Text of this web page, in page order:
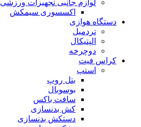
لوازم جانبی تجهیزات ورزشی
اکسسوری سیمکش
دستگاه هوازی
تردمیل
الپتیکال
دوچرخه
کراس فیت
استپ
بتل روپ
بوسوبال
سافت باکس
کش بدنسازی
دستکش بدنسازی